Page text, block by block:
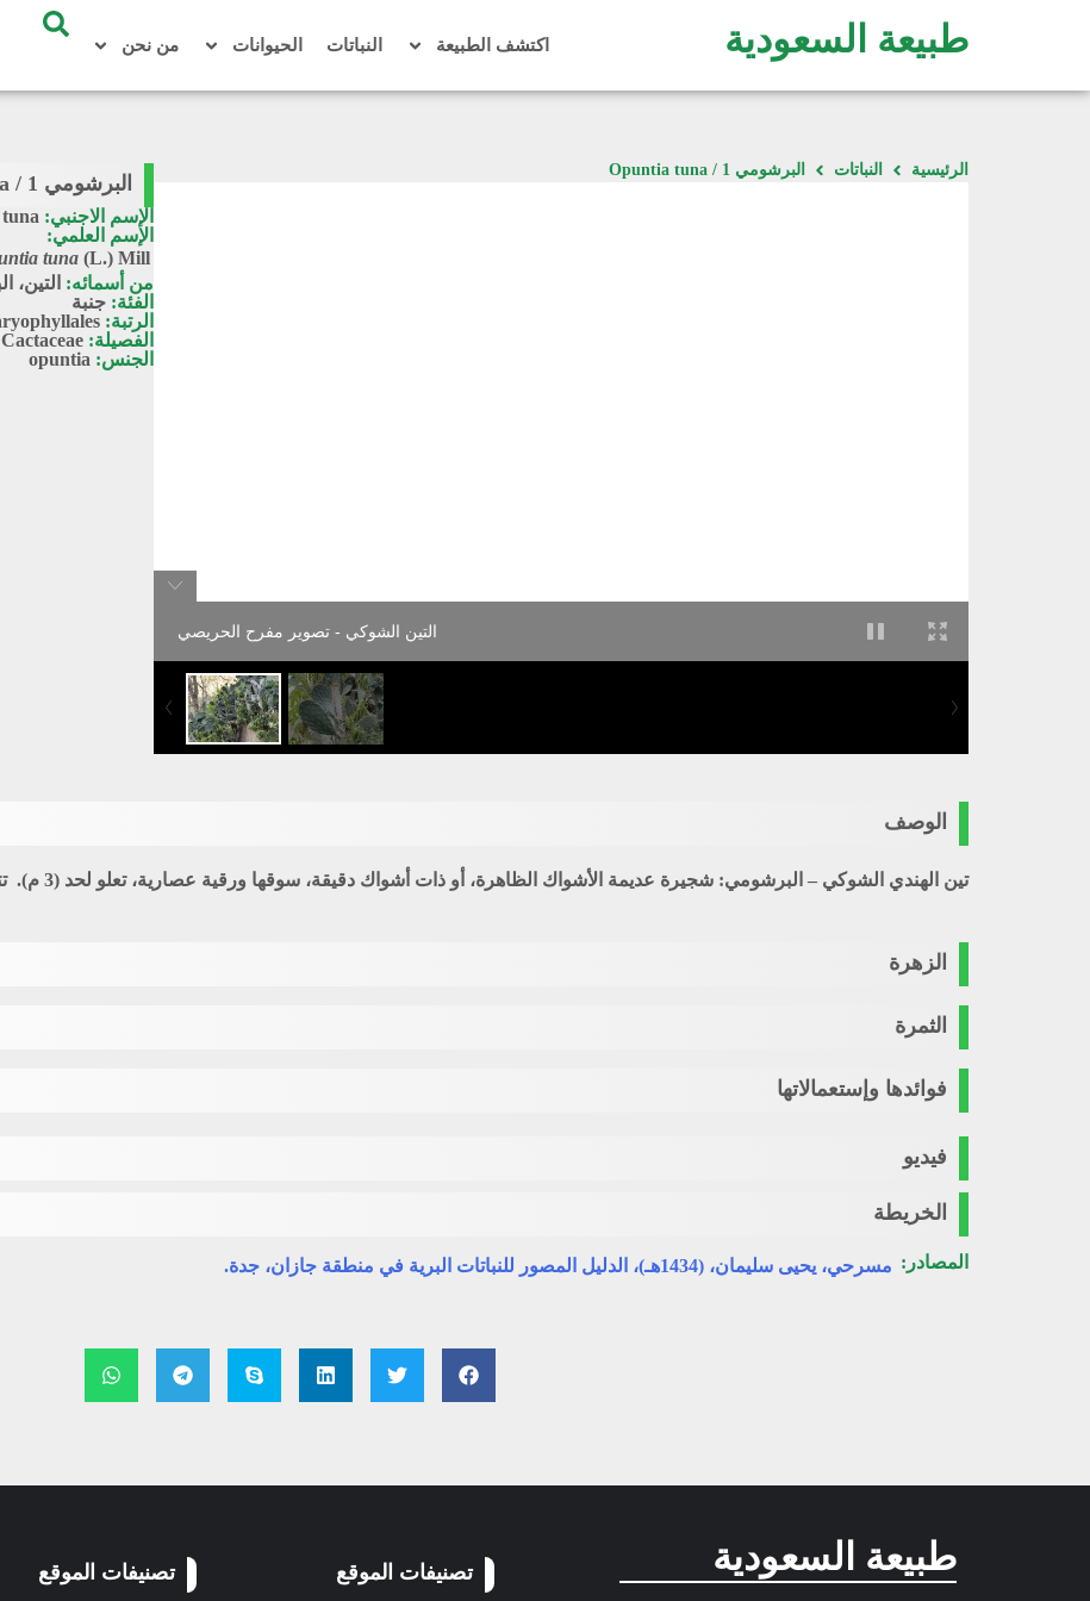
طبيعة السعودية اكتشف الطبيعة النباتات الحيوانات من نحن
الرئيسية النباتات البرشومي 1 / Opuntia tuna
التين الشوكي - تصوير مفرح الحريصي
البرشومي 1 / Opuntia tuna
الإسم الاجنبي:
الإسم العلمي:
tuna (L.) Mill.
من أسمائه: التين،
الفئة: جنبة
الرتبة:
الفصيلة: Cactaceae
الجنس: opuntia
الوصف
تين الهندي الشوكي – البرشومي: شجيرة عديمة الأشواك الظاهرة، أو ذات أشواك دقيقة، سوقها ورقية عصارية، تعلو لحد (3 م). تتواجد في المرتفعات.
الزهرة
الثمرة
فوائدها وإستعمالاتها
فيديو
الخريطة
المصادر: مسرحي، يحيى سليمان، (1434هـ)، الدليل المصور للنباتات البرية في منطقة جازان، جدة.
طبيعة السعودية تصنيفات الموقع تصنيفات الموقع